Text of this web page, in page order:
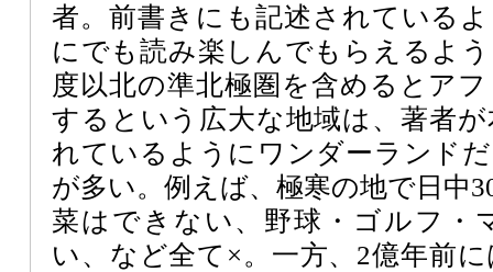
者。前書きにも記述されている
にでも読み楽しんでもらえるよ
度以北の準北極圏を含めるとア
するという広大な地域は、著者
れているようにワンダーランド
が多い。例えば、極寒の地で日中
菜はできない、野球・ゴルフ・
い、など全て×。一方、2億年前